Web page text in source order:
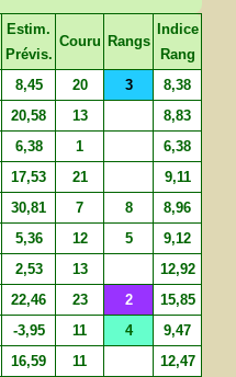
Estim.
Prévis.
Couru Rangs
Indice
Rang
8,45 20 3 8,38
20,58 13 8,83
6,38 1 6,38
17,53 21 9,11
30,81 7 8 8,96
5,36 12 5 9,12
2,53 13 12,92
22,46 23 2 15,85
-3,95 11 4 9,47
16,59 11 12,47